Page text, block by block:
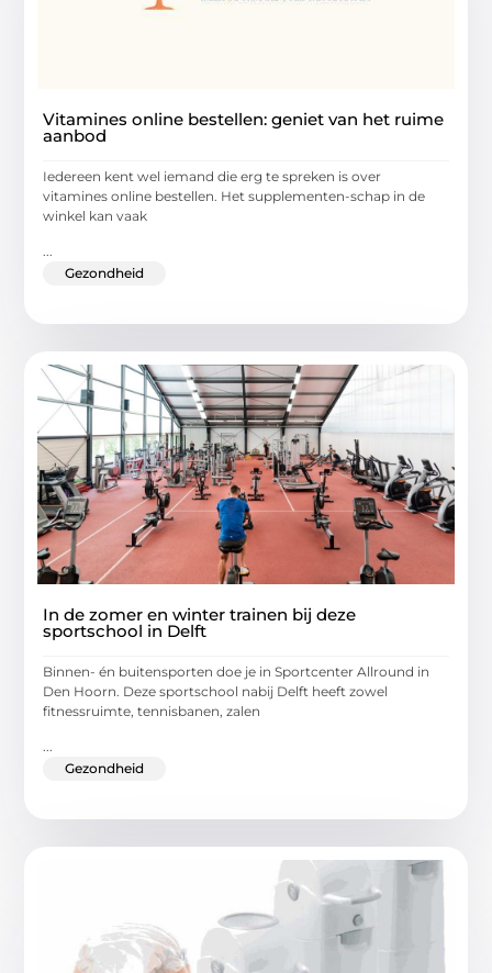
Vitamines online bestellen: geniet van het ruime
aanbod
Iedereen kent wel iemand die erg te spreken is over
vitamines online bestellen. Het supplementen-schap in de
winkel kan vaak
...
Gezondheid
In de zomer en winter trainen bij deze
sportschool in Delft
Binnen- én buitensporten doe je in Sportcenter Allround in
Den Hoorn. Deze sportschool nabij Delft heeft zowel
fitnessruimte, tennisbanen, zalen
...
Gezondheid